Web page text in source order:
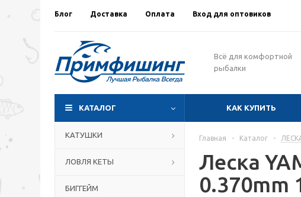
Блог Доставка Оплата Вход для оптовиков
Всё для комфортной
рыбалки
КАТАЛОГ КАК КУПИТЬ
КАТУШКИ
ЛОВЛЯ КЕТЫ
БИГГЕЙМ
Главная - Каталог -
Леска
0.370mm